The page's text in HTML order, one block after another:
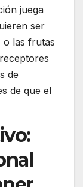
juega
ser
o las frutas
de
de que el